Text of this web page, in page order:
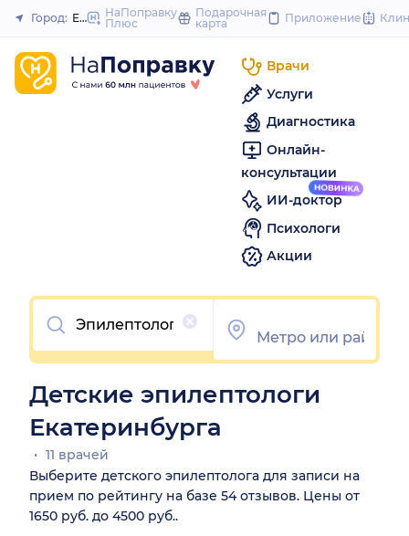
to
Закрыть
Город: Екатеринбург
НаПоправку
Плюс
Подарочная
карта
Приложение
Врачи
Услуги
Диагностика
Онлайн-
консультации
ИИ-доктор
Психологи
Акции
Очистить
Детские эпилептологи
Екатеринбурга
11 врачей
Выберите детского эпилептолога для записи на
прием по рейтингу на базе 54 отзывов. Цены от
1650 руб. до 4500 руб..